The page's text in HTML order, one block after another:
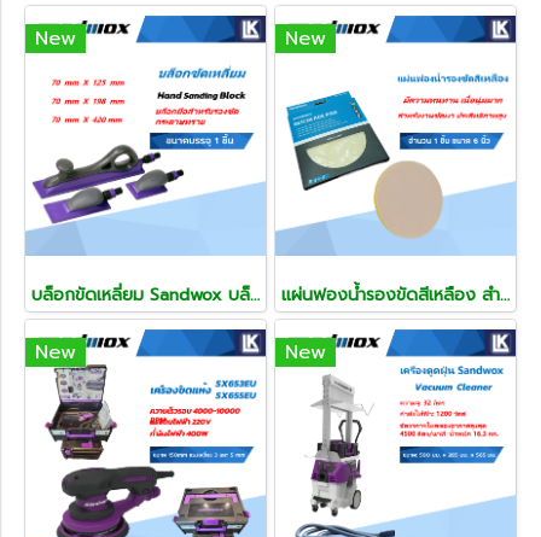
New
บล็อกขัดเหลี่ยม Sandwox บล็อกมือสำหรับรองขัดกระดาษทราย Hand Sanding Block
New
แผ่นฟองนํ้ารองขัดสีเหลือง สำหรับงานขัดเงาที่มีประสิทธิภาพสูง ขนาด 6 นิ้ว 150 mm
New New